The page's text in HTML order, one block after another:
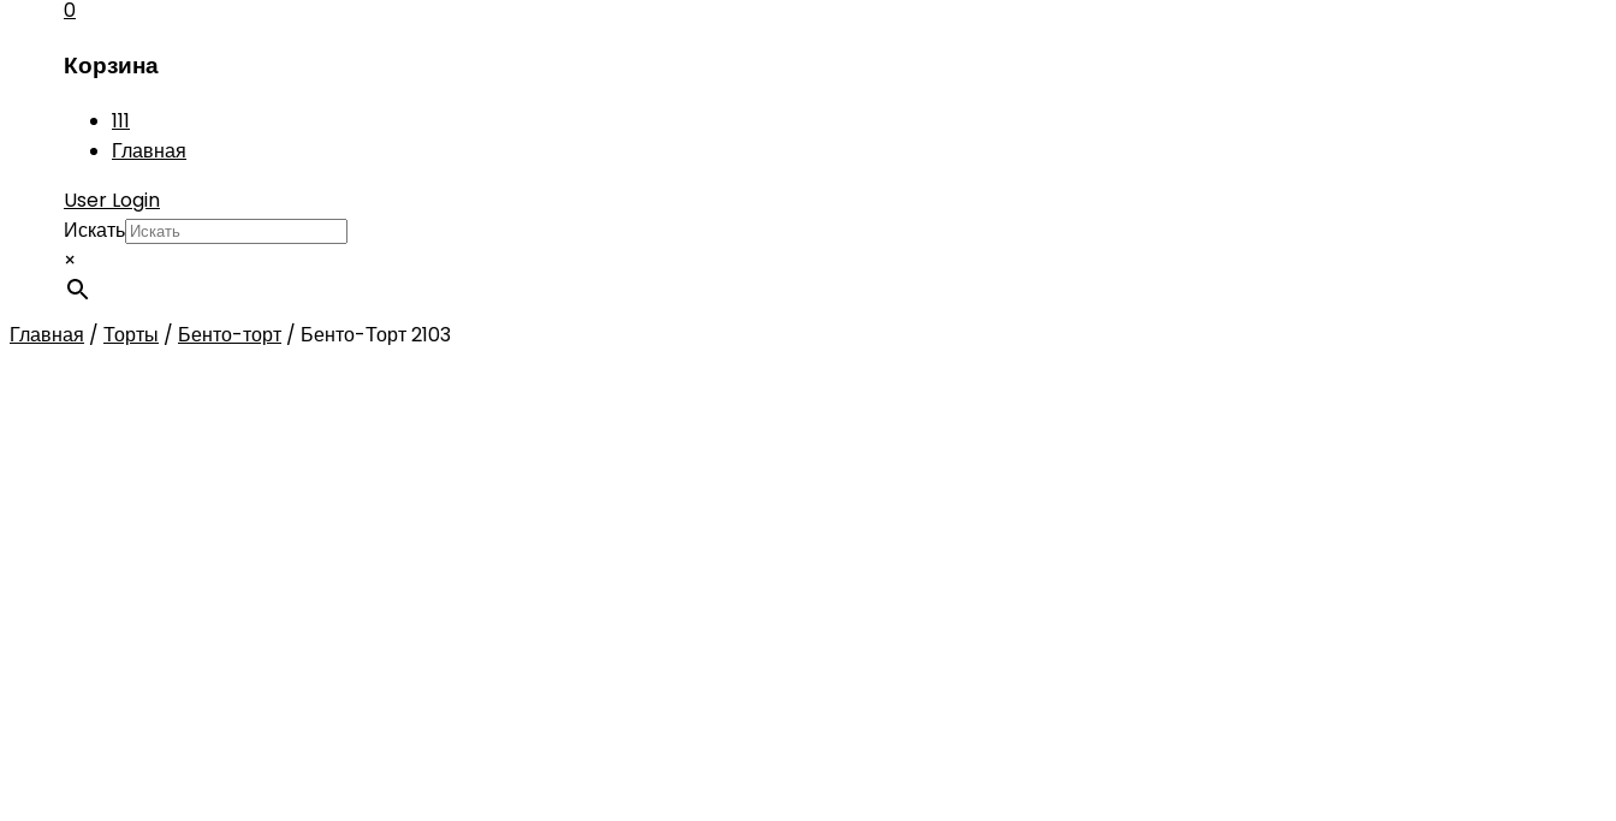
0
Корзина
111
Главная
User Login
Искать
×
Главная / Торты / Бенто-торт / Бенто-Торт 2103